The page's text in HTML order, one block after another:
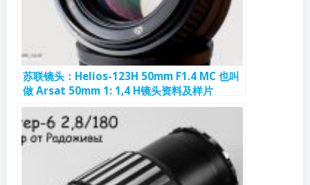
苏联镜头：Helios-123Н 50mm F1.4 МС 也叫
做 Arsat 50mm 1: 1,4 H镜头资料及样片